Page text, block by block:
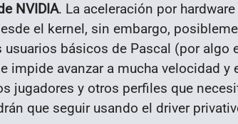
NVIDIA. La aceleración por
el kernel, sin embargo,
básicos de Pascal (por algo
impide avanzar a mucha velocidad
jugadores y otros perfiles que
que seguir usando el driver